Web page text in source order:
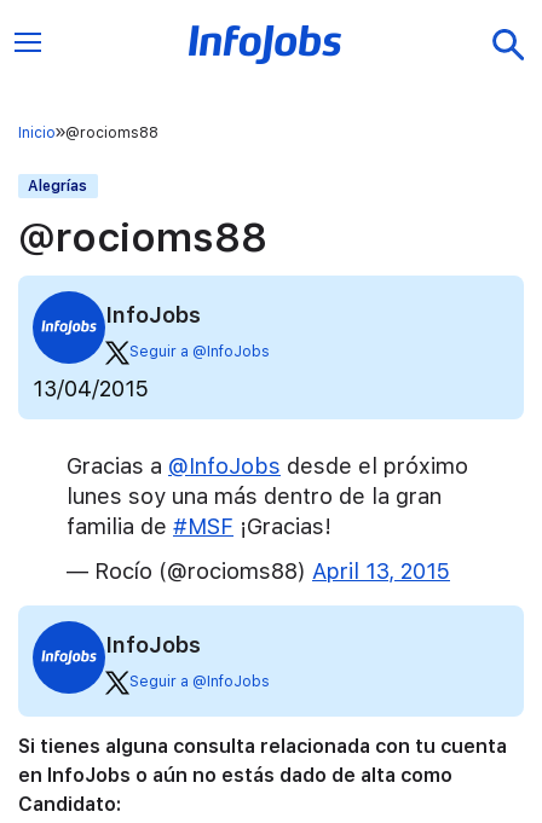
Inicio @rocioms88
Alegrías
@rocioms88
InfoJobs
Seguir a @InfoJobs
13/04/2015
Gracias a @InfoJobs desde el próximo
lunes soy una más dentro de la gran
familia de #MSF ¡Gracias!
— Rocío (@rocioms88) April 13, 2015
InfoJobs
Seguir a @InfoJobs
Si tienes alguna consulta relacionada con tu cuenta
en InfoJobs o aún no estás dado de alta como
Candidato: